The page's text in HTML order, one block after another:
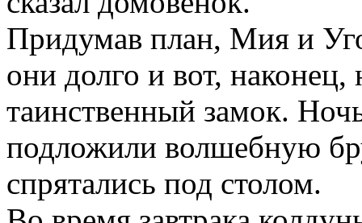
Придумав план, Мия и
они долго и вот, наконец,
таинственный замок.
подложили волшебную
спрятались под столом.